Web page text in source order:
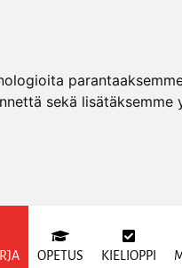
sekä
OPETUS KIELIOPPI